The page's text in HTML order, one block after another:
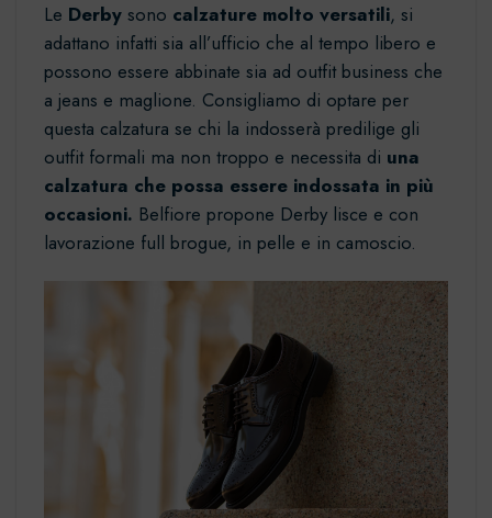
Le Derby sono calzature molto versatili, si
adattano infatti sia all’ufficio che al tempo libero e
possono essere abbinate sia ad outfit business che
a jeans e maglione. Consigliamo di optare per
questa calzatura se chi la indosserà predilige gli
outfit formali ma non troppo e necessita di una
calzatura che possa essere indossata in più
occasioni. Belfiore propone Derby lisce e con
lavorazione full brogue, in pelle e in camoscio.